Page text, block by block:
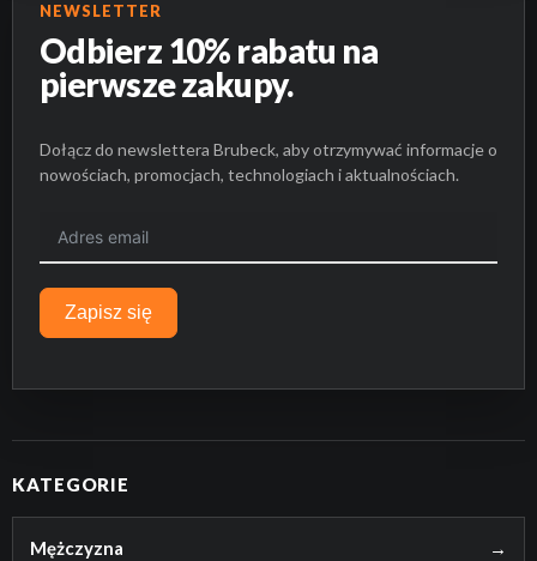
NEWSLETTER
Odbierz 10% rabatu na
pierwsze zakupy.
Dołącz do newslettera Brubeck, aby otrzymywać informacje o
nowościach, promocjach, technologiach i aktualnościach.
Zapisz się
KATEGORIE
Mężczyzna →